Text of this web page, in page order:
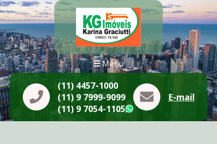
Menu
(11) 4457-1000
(11) 9 7999-9099
(11) 9 7054-1105
WhatsApp
E-mail